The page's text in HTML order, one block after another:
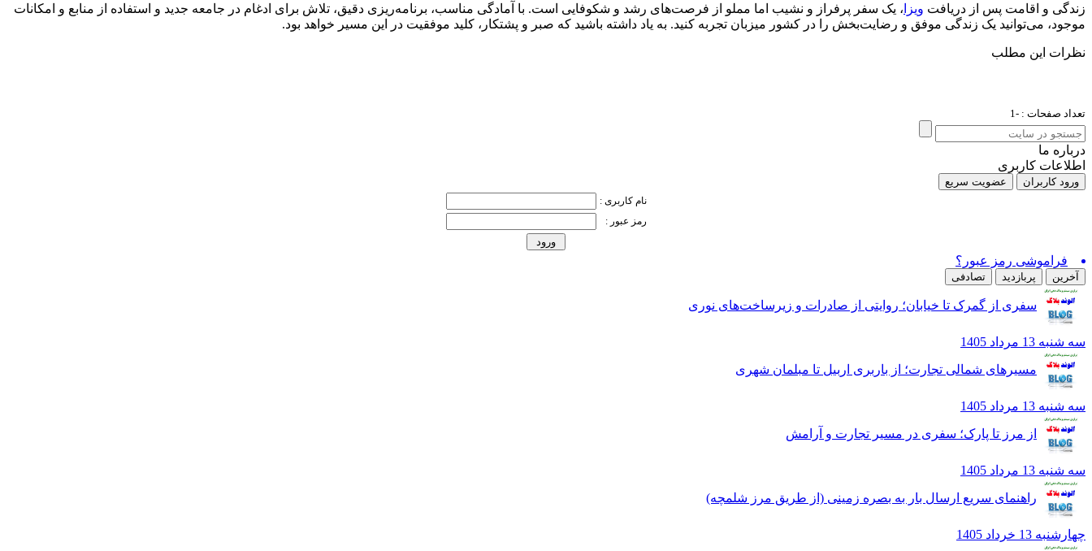
زندگی و اقامت پس از دریافت ویزا ، یک سفر پرفراز و نشیب اما مملو از فرصت‌های رشد و شکوفایی است. با آمادگی مناسب، برنامه‌ریزی دقیق، تلاش برای ادغام در جامعه جدید و استفاده از منابع و امکانات
موجود، می‌توانید یک زندگی موفق و رضایت‌بخش را در کشور میزبان تجربه کنید. به یاد داشته باشید که صبر و پشتکار، کلید موفقیت در این مسیر خواهد بود.
نظرات این مطلب
تعداد صفحات : -1
درباره ما
اطلاعات کاربری
ورود کاربران عضویت سریع
نام کاربری :
رمز عبور :
فراموشی رمز عبور؟
آخرین پربازدید تصادفی
سفری از گمرک تا خیابان؛ روایتی از صادرات و زیرساخت‌های نوری
سه شنبه 13 مرداد 1405
مسیرهای شمالی تجارت؛ از باربری اربیل تا مبلمان شهری
سه شنبه 13 مرداد 1405
از مرز تا پارک؛ سفری در مسیر تجارت و آرامش
سه شنبه 13 مرداد 1405
راهنمای سریع ارسال بار به بصره زمینی (از طریق مرز شلمچه)
چهارشنبه 13 خرداد 1405